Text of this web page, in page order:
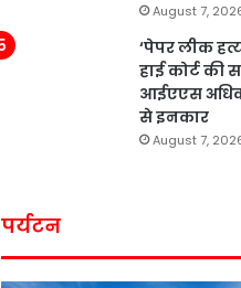
August 7,
‘पेपर लीक
हाई कोर्ट की
आईएएस
से इनकार
August 7,
पर्यटन